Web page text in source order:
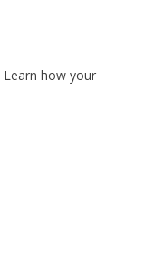
Learn how your